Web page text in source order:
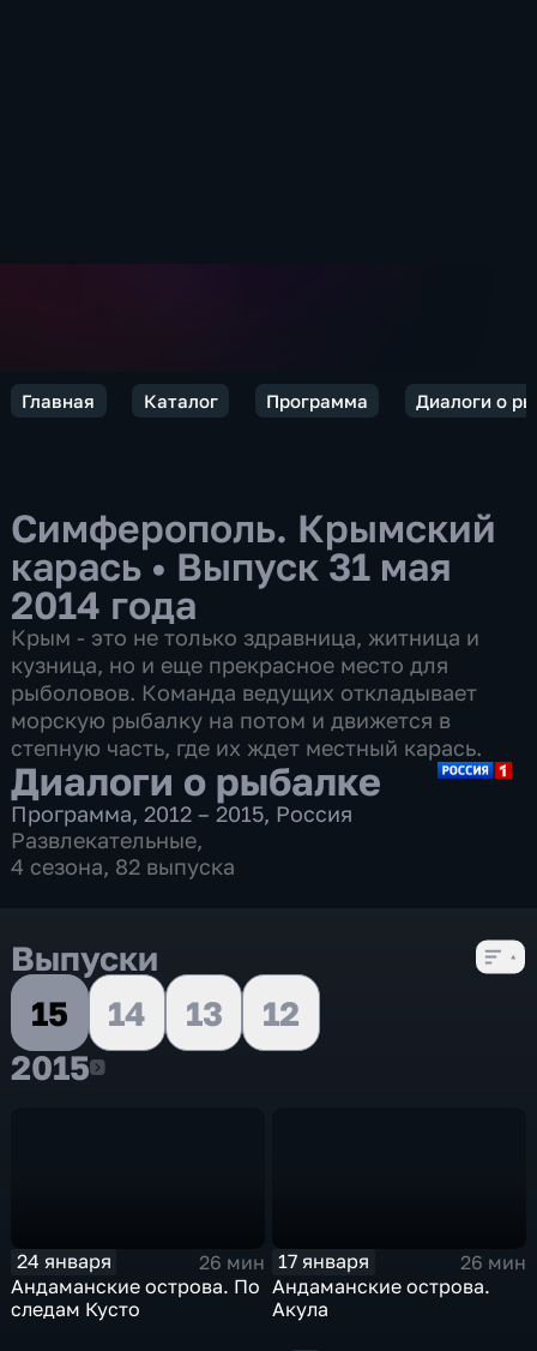
Главная Каталог Программа Диалоги о
Симферополь. Крымский
карась• Выпуск 31 мая
2014 года
Крым - это не только здравница, житница и
кузница, но и еще прекрасное место для
рыболовов. Команда ведущих откладывает
морскую рыбалку на потом и движется в
степную часть, где их ждет местный карась.
Диалоги о рыбалке
Программа, 2012 – 2015, Россия
Развлекательные,
4 сезона, 82 выпуска
Выпуски
15
14 13
12
20152015
24 января
26 мин
Андаманские острова. По
следам Кусто
17 января
26 мин
Андаманские острова.
Акула